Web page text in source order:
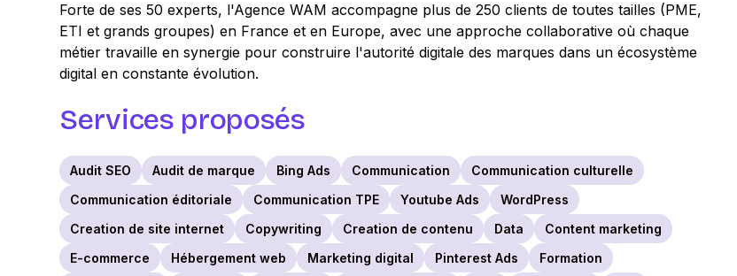
Forte de ses 50 experts, l'Agence WAM accompagne plus de 250 clients de toutes tailles (PME,
ETI et grands groupes) en France et en Europe, avec une approche collaborative où chaque
métier travaille en synergie pour construire l'autorité digitale des marques dans un écosystème
digital en constante évolution.
Services proposés
Audit SEO Audit de marque Bing Ads Communication
Communication culturelle
Communication éditoriale
Communication TPE Youtube Ads
WordPress
Creation de site internet
Copywriting Creation de contenu Data
Content marketing
E-commerce
Hébergement web Marketing digital Pinterest Ads
Formation